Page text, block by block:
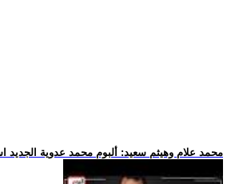
.. محمد علام وهيثم سعيد: ألبوم محمد عدوية الجديد